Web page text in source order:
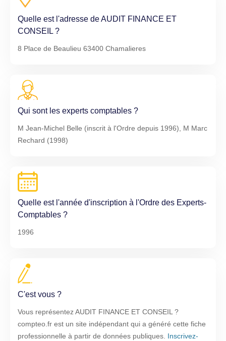
Quelle est l'adresse de AUDIT FINANCE ET
CONSEIL ?
8 Place de Beaulieu 63400 Chamalieres
Qui sont les experts comptables ?
M Jean-Michel Belle (inscrit à l'Ordre depuis 1996), M Marc
Rechard (1998)
Quelle est l'année d'inscription à l'Ordre des Experts-
Comptables ?
1996
C'est vous ?
Vous représentez AUDIT FINANCE ET CONSEIL ?
compteo.fr est un site indépendant qui a généré cette fiche
professionnelle à partir de données publiques. Inscrivez-